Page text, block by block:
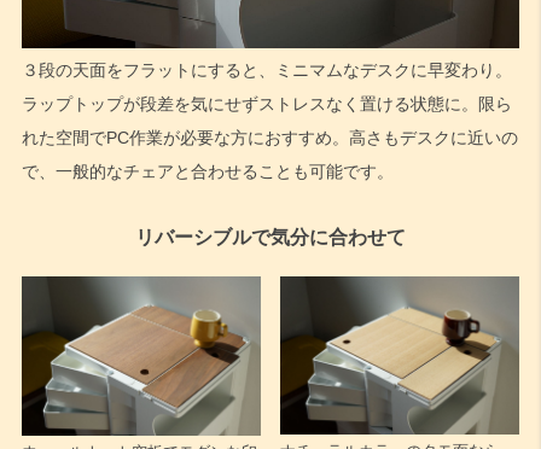
３段の天面をフラットにすると、ミニマムなデスクに早変わり。
ラップトップが段差を気にせずストレスなく置ける状態に。限ら
れた空間でPC作業が必要な方におすすめ。高さもデスクに近いの
で、一般的なチェアと合わせることも可能です。
リバーシブルで気分に合わせて